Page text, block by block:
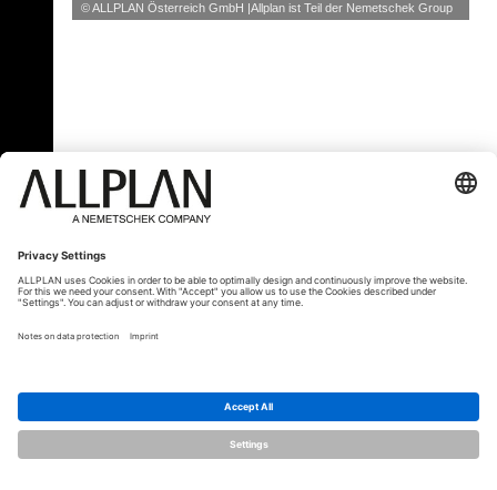
© ALLPLAN Österreich GmbH Allplan ist Teil der Nemetschek Group